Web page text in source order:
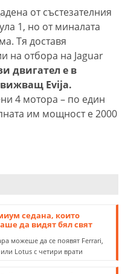
от състезателния
1, но от миналата
Тя доставя
на отбора на Jaguar
двигател е в
Evija.
4 мотора – по един
им мощност е 2000
седана, които
да видят бял свят
можеше да се появят Ferrari,
Lotus с четири врати